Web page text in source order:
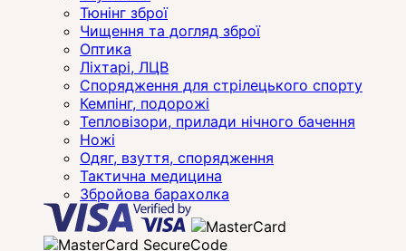
Тюнінг зброї
Чищення та догляд зброї
Оптика
Ліхтарі, ЛЦВ
Спорядження для стрілецького спорту
Кемпінг, подорожі
Тепловізори, прилади нічного бачення
Ножі
Одяг, взуття, спорядження
Тактична медицина
Збройова барахолка